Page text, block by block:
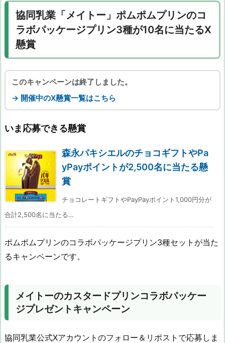
協同乳業「メイトー」ポムポムプリンのコ
ラボパッケージプリン3種が10名に当たるX
懸賞
このキャンペーンは終了しました。
→ 開催中のX懸賞一覧はこちら
いま応募できる懸賞
森永パキシエルのチョコギフトやPa
yPayポイントが2,500名に当たる懸
賞
チョコレートギフトやPayPayポイント1,000円分が
合計2,500名に当たる…
ポムポムプリンのコラボパッケージプリン3種セットが当た
るキャンペーンです。
メイトーのカスタードプリンコラボパッケー
ジプレゼントキャンペーン
協同乳業公式Xアカウントのフォロー＆リポストで応募しま